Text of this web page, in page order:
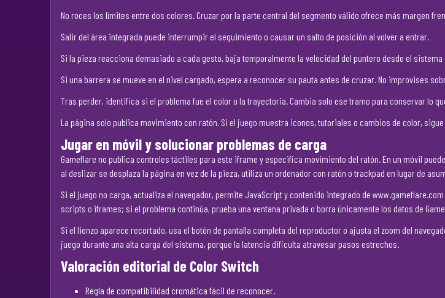
No roces los límites entre dos colores. Cruzar por la parte central del segmento válido ofrece más margen
Salir del área integrada puede interrumpir el seguimiento o causar un salto de posición al volver a entrar.
Si la pieza reacciona demasiado a cada gesto, baja temporalmente la velocidad del puntero desde el
Si una barrera se mueve en el nivel cargado, espera a reconocer su pauta antes de cruzar. No improvises
Tras perder, identifica si el problema fue el color o la trayectoria. Cambia solo ese tramo para conservar lo
La página solo publica movimiento con ratón. Si el juego muestra iconos, tutoriales o cambios de color,
Jugar en móvil y solucionar problemas de carga
Gameflare no publica controles táctiles para este iframe y especifica movimiento del ratón. En un móvil
al deslizar se desplaza la página en vez de la pieza, utiliza un ordenador con ratón o trackpad en lugar de
Si el juego no carga, actualiza el navegador, permite JavaScript y contenido integrado de
scripts o iframes; si el problema continúa, prueba una ventana privada o borra únicamente los datos de
Si el lienzo aparece recortado, usa el botón de pantalla completa del reproductor o ajusta el zoom del
juego durante una alta carga del sistema, porque la latencia dificulta atravesar pasos estrechos.
Valoración editorial de Color Switch
Regla de compatibilidad cromática fácil de reconocer.